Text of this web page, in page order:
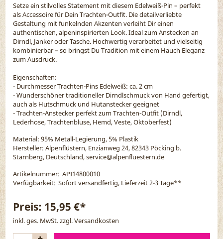
Setze ein stilvolles Statement mit diesem Edelweiß-Pin – perfekt
als Accessoire für Dein Trachten-Outfit. Die detailverliebte
Gestaltung mit funkelnden Akzenten verleiht Dir einen
authentischen, alpeninspirierten Look. Ideal zum Anstecken an
Dirndl, Janker oder Tasche. Hochwertig verarbeitet und vielseitig
kombinierbar – so bringst Du Tradition mit einem Hauch Eleganz
zum Ausdruck.
Eigenschaften:
- Durchmesser Trachten-Pins Edelweiß: ca. 2 cm
- Wunderschöner traditioneller Dirndlschmuck von Hand gefertigt,
auch als Hutschmuck und Hutanstecker geeignet
- Trachten-Anstecker perfekt zum Trachten-Outfit (Dirndl,
Lederhose, Trachtenbluse, Hemd, Veste, Oktoberfest)
Material: 95% Metall-Legierung, 5% Plastik
Hersteller: Alpenflüstern, Enzianweg 24, 82343 Pöcking b.
Starnberg, Deutschland, service@alpenfluestern.de
Artikelnummer: API14800010
Verfügbarkeit: Sofort versandfertig, Lieferzeit 2-3 Tage**
Preis: 15,95 €*
inkl. ges. MwSt. zzgl.Versandkosten